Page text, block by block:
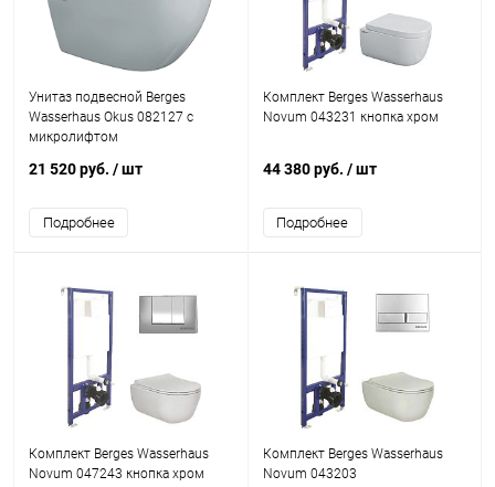
Унитаз подвесной Berges
Wasserhaus Okus 082127 с
микролифтом
21 520 руб. / шт
Подробнее
Комплект Berges Wasserhaus
Novum 043231 кнопка хром
44 380 руб. / шт
Подробнее
Комплект Berges Wasserhaus
Novum 047243 кнопка хром
Комплект Berges Wasserhaus
Novum 043203